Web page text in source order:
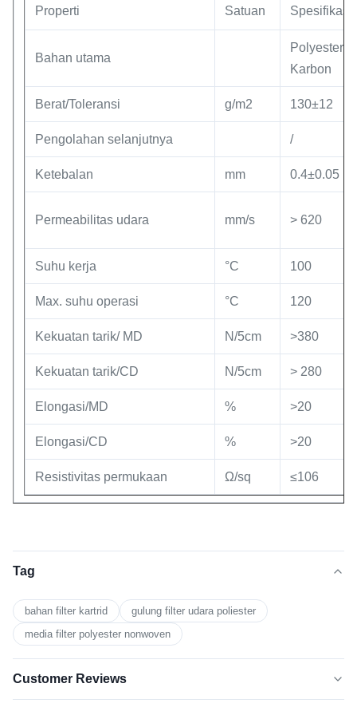
Properti Satuan Spesifikasi
Bahan utama
Polyester +
Karbon
Berat/Toleransi g/m2 130±12
Pengolahan selanjutnya /
Ketebalan mm 0.4±0.05
Permeabilitas udara mm/s > 620
Suhu kerja °C 100
Max. suhu operasi °C 120
Kekuatan tarik/ MD N/5cm >380
Kekuatan tarik/CD N/5cm > 280
Elongasi/MD % >20
Elongasi/CD % >20
Resistivitas permukaan Ω/sq ≤106
Tag
bahan filter kartrid
gulung filter udara poliester
media filter polyester nonwoven
Customer Reviews